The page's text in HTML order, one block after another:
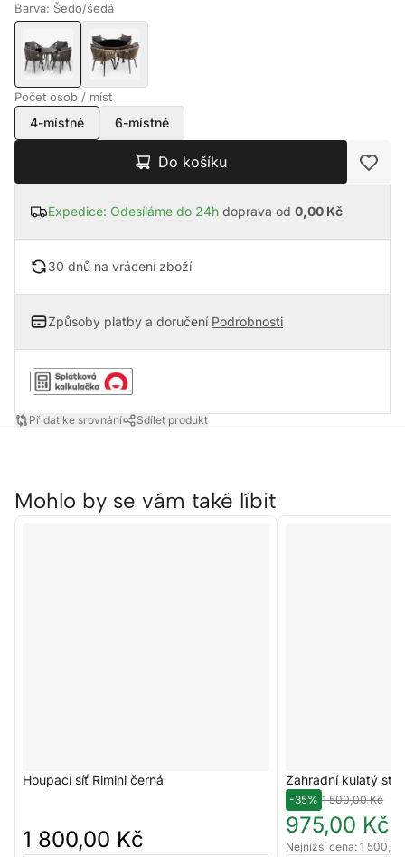
Barva: Šedo/šedá
Počet osob / míst
4-místné 6-místné
Do košíku
Expedice: Odesíláme do 24h doprava od 0,00 Kč
30 dnů na vrácení zboží
Způsoby platby a doručení Podrobnosti
Přidat ke srovnání Sdílet produkt
Mohlo by se vám také líbit
Houpací síť Rimini černá
1 800,00 Kč
Zahradní kulatý
-35% 1 500,00 Kč
975,00 Kč
Nejnižší cena: 1